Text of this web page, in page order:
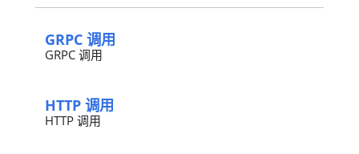
GRPC 调用
GRPC 调用
HTTP 调用
HTTP 调用